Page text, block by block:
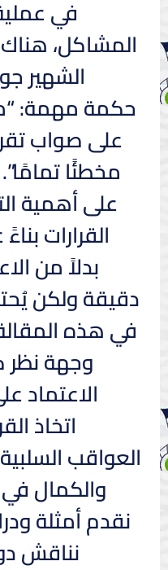
في
المشاكل،
الشهير
حكمة مهمة:
على صواب
مخطئًا
على أهمية
القرارات
بدلاً من
دقيقة ولكن
في هذه
وجهة نظر
الاعتماد
اتخاذ
العواقب
والكمال في
نقدم أمثلة
نناقش